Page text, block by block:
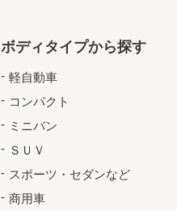
ボディタイプから探す
軽自動車
コンパクト
ミニバン
ＳＵＶ
スポーツ・セダンなど
商用車